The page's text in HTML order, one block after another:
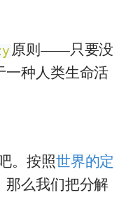
原则——只要没
一种人类生命活
。按照世界的定
那么我们把分解